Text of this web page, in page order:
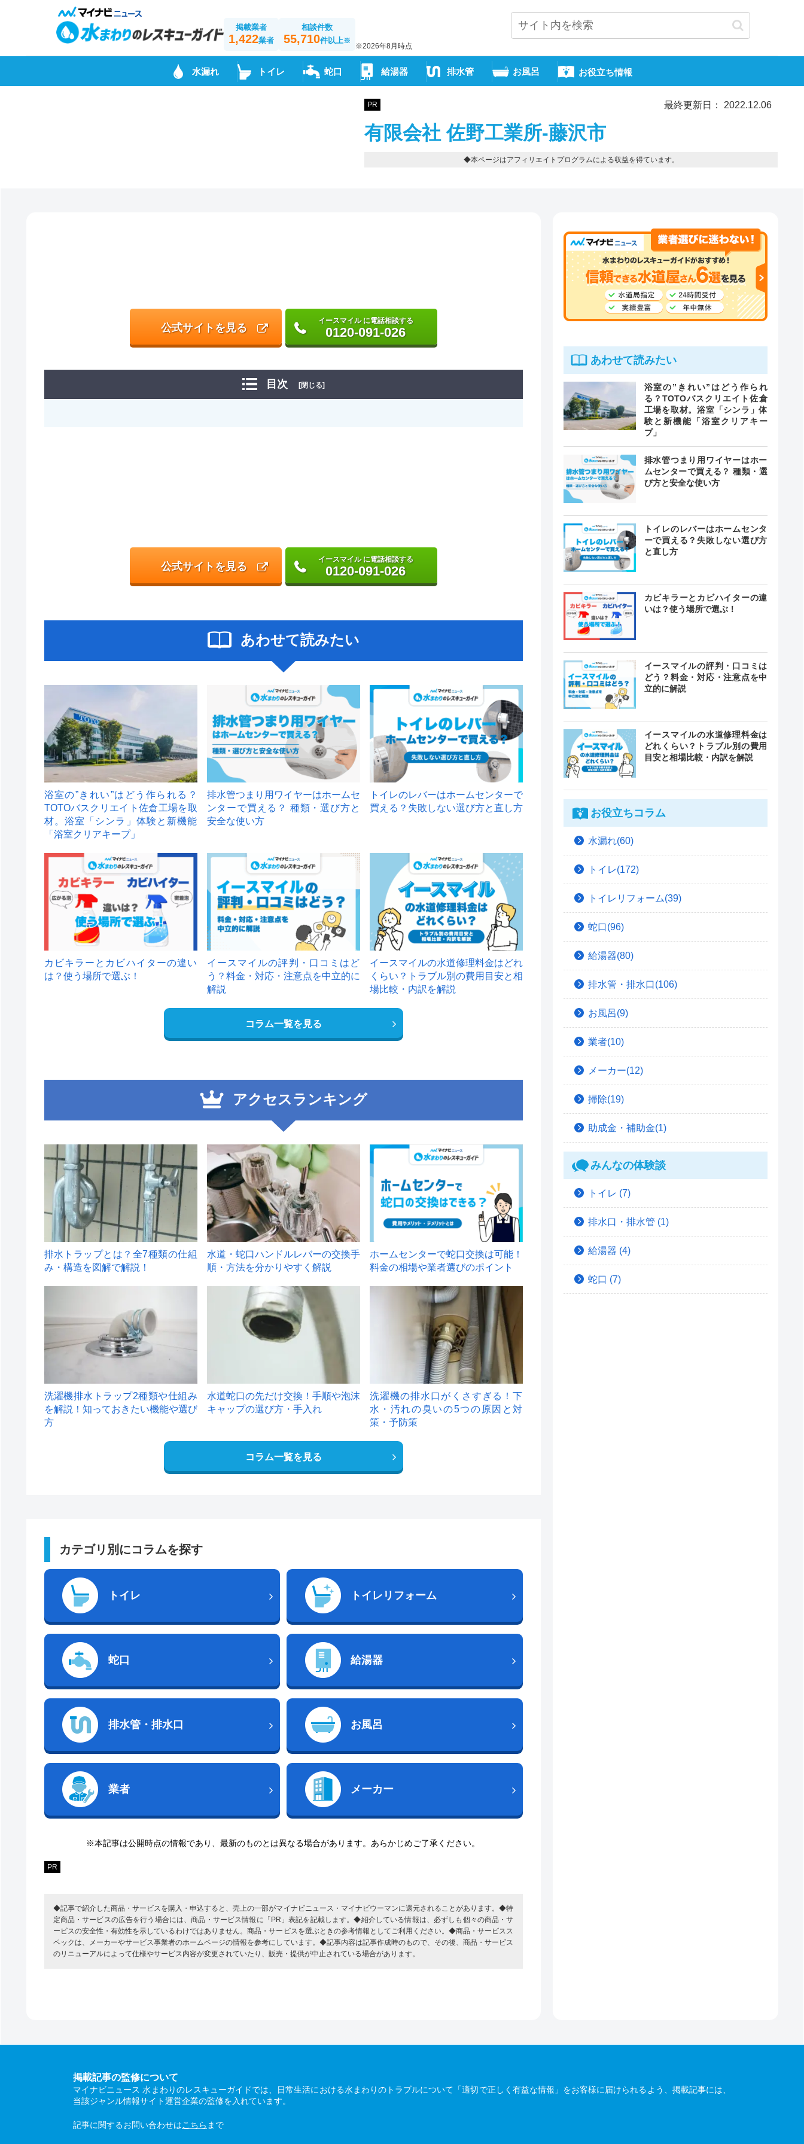
掲載業者
1,422業者
相談件数
55,710件以上※
※2026年8月時点
水漏れ トイレ 蛇口 給湯器 排水管 お風呂 お役立ち情報
PR 最終更新日： 2022.12.06
有限会社 佐野工業所-藤沢市
◆本ページはアフィリエイトプログラムによる収益を得ています。
公式サイトを見る
イースマイル に電話相談する
0120-091-026
目次 [閉じる]
公式サイトを見る
イースマイル に電話相談する
0120-091-026
あわせて読みたい
浴室の”きれい”はどう作られる？
TOTOバスクリエイト佐倉工場を取
材。浴室「シンラ」体験と新機能
「浴室クリアキープ」
排水管つまり用ワイヤーはホームセ
ンターで買える？ 種類・選び方と
安全な使い方
トイレのレバーはホームセンターで
買える？失敗しない選び方と直し方
カビキラーとカビハイターの違い
は？使う場所で選ぶ！
イースマイルの評判・口コミはど
う？料金・対応・注意点を中立的に
解説
イースマイルの水道修理料金はどれ
くらい？トラブル別の費用目安と相
場比較・内訳を解説
コラム一覧を見る
アクセスランキング
1
排水トラップとは？全7種類の仕組
み・構造を図解で解説！
2
水道・蛇口ハンドルレバーの交換手
順・方法を分かりやすく解説
ホームセンターで蛇口交換は可能！
料金の相場や業者選びのポイント
洗濯機排水トラップ2種類や仕組み
を解説！知っておきたい機能や選び
方
水道蛇口の先だけ交換！手順や泡沫
キャップの選び方・手入れ
洗濯機の排水口がくさすぎる！下
水・汚れの臭いの5つの原因と対
策・予防策
コラム一覧を見る
カテゴリ別にコラムを探す
トイレ トイレリフォーム
蛇口 給湯器
排水管・排水口 お風呂
業者 メーカー
※本記事は公開時点の情報であり、最新のものとは異なる場合があります。あらかじめご了承ください。
PR
◆記事で紹介した商品・サービスを購入・申込すると、売上の一部がマイナビニュース・マイナビウーマンに還元されることがあります。◆特
定商品・サービスの広告を行う場合には、商品・サービス情報に「PR」表記を記載します。◆紹介している情報は、必ずしも個々の商品・サ
ービスの安全性・有効性を示しているわけではありません。商品・サービスを選ぶときの参考情報としてご利用ください。◆商品・サービスス
ペックは、メーカーやサービス事業者のホームページの情報を参考にしています。◆記事内容は記事作成時のもので、その後、商品・サービス
のリニューアルによって仕様やサービス内容が変更されていたり、販売・提供が中止されている場合があります。
あわせて読みたい
浴室の”きれい”はどう作られ
る？TOTOバスクリエイト佐倉
工場を取材。浴室「シンラ」体
験と新機能「浴室クリアキー
プ」
排水管つまり用ワイヤーはホー
ムセンターで買える？ 種類・選
び方と安全な使い方
トイレのレバーはホームセンタ
ーで買える？失敗しない選び方
と直し方
カビキラーとカビハイターの違
いは？使う場所で選ぶ！
イースマイルの評判・口コミは
どう？料金・対応・注意点を中
立的に解説
イースマイルの水道修理料金は
どれくらい？トラブル別の費用
目安と相場比較・内訳を解説
お役立ちコラム
水漏れ(60)
トイレ(172)
トイレリフォーム(39)
蛇口(96)
給湯器(80)
排水管・排水口(106)
お風呂(9)
業者(10)
メーカー(12)
掃除(19)
助成金・補助金(1)
みんなの体験談
トイレ (7)
排水口・排水管 (1)
給湯器 (4)
蛇口 (7)
掲載記事の監修について
マイナビニュース 水まわりのレスキューガイドでは、日常生活における水まわりのトラブルについて「適切で正しく有益な情報」をお客様に届けられるよう、掲載記事には、
当該ジャンル情報サイト運営企業の監修を入れています。
記事に関するお問い合わせはこちら まで